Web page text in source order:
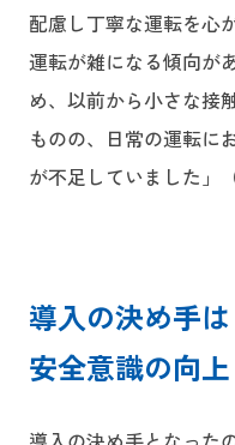
配慮し丁寧な運転を心
運転が雑になる傾向が
め、以前から小さな接
ものの、日常の運転に
が不足していました」
導入の決め手
安全意識の向